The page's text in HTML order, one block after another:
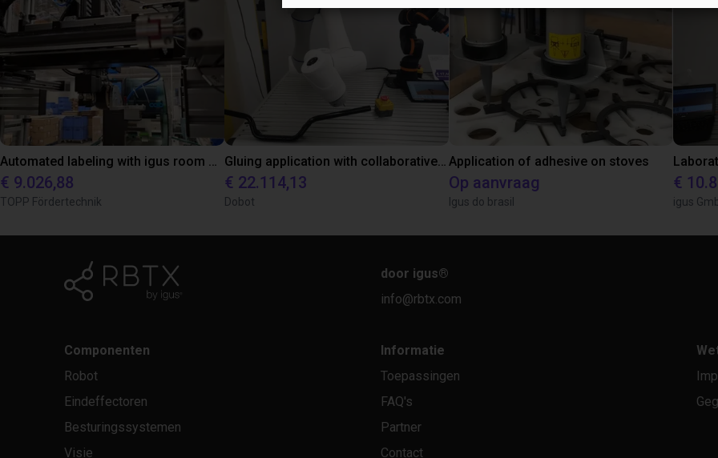
€ 9.026,88
TOPP Fördertechnik
€ 22.114,13
Dobot
Application of adhesive on stoves
Op aanvraag
Igus do brasil
€
igus
door igus®
info@rbtx.com
Componenten
Robot
Eindeffectoren
Besturingssystemen
Visie
Informatie
Toepassingen
FAQ's
Partner
Contact